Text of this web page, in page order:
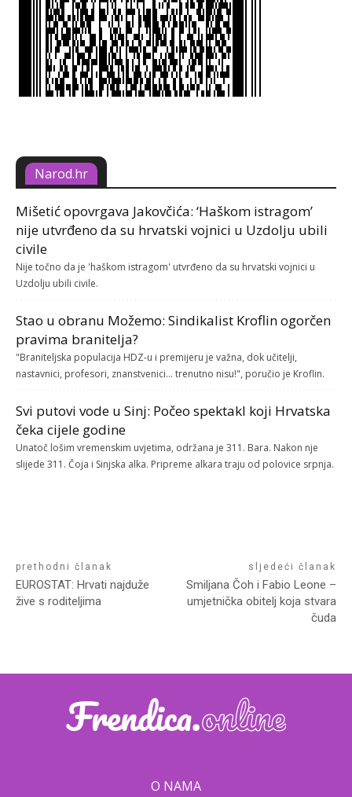
Narod.hr
Mišetić opovrgava Jakovčića: ‘Haškom istragom’
nije utvrđeno da su hrvatski vojnici u Uzdolju ubili
civile
Nije točno da je 'haškom istragom' utvrđeno da su hrvatski vojnici u
Uzdolju ubili civile.
Stao u obranu Možemo: Sindikalist Kroflin ogorčen
pravima branitelja?
"Braniteljska populacija HDZ-u i premijeru je važna, dok učitelji,
nastavnici, profesori, znanstvenici... trenutno nisu!", poručio je Kroflin.
Svi putovi vode u Sinj: Počeo spektakl koji Hrvatska
čeka cijele godine
Unatoč lošim vremenskim uvjetima, održana je 311. Bara. Nakon nje
slijede 311. Čoja i Sinjska alka. Pripreme alkara traju od polovice srpnja.
prethodni članak
EUROSTAT: Hrvati najduže
žive s roditeljima
sljedeći članak
Smiljana Čoh i Fabio Leone –
umjetnička obitelj koja stvara
čuda
O NAMA